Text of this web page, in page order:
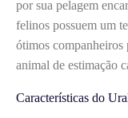
por sua pelagem
felinos possuem um
ótimos
animal de estimação
Características do